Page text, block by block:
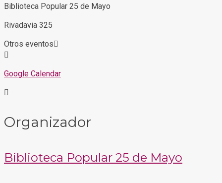
Biblioteca Popular 25 de Mayo
Rivadavia 325
Otros eventos
Google Calendar
Organizador
Biblioteca Popular 25 de Mayo